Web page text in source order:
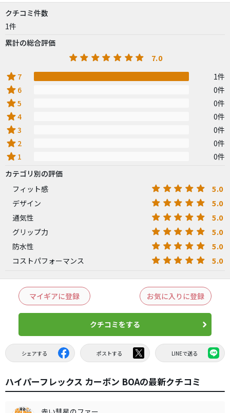
クチコミ件数
1件
累計の総合評価
7.0
star 7 1件
star 6 0件
star5 0件
star4 0件
star3 0件
star 2 0件
star 1
0件
カテゴリ別の評価
フィット感
5.0
デザイン 5.0
通気性 5.0
グリップ力 5.0
防水性 5.0
コストパフォーマンス 5.0
マイギアに登録 お気に入りに登録
クチコミをする
シェアする ポストする LINEで送る
ハイパーフレックス カーボン BOAの最新クチコミ